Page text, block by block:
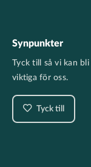
Synpunkter
Tyck till så vi kan
viktiga för oss.
Tyck till